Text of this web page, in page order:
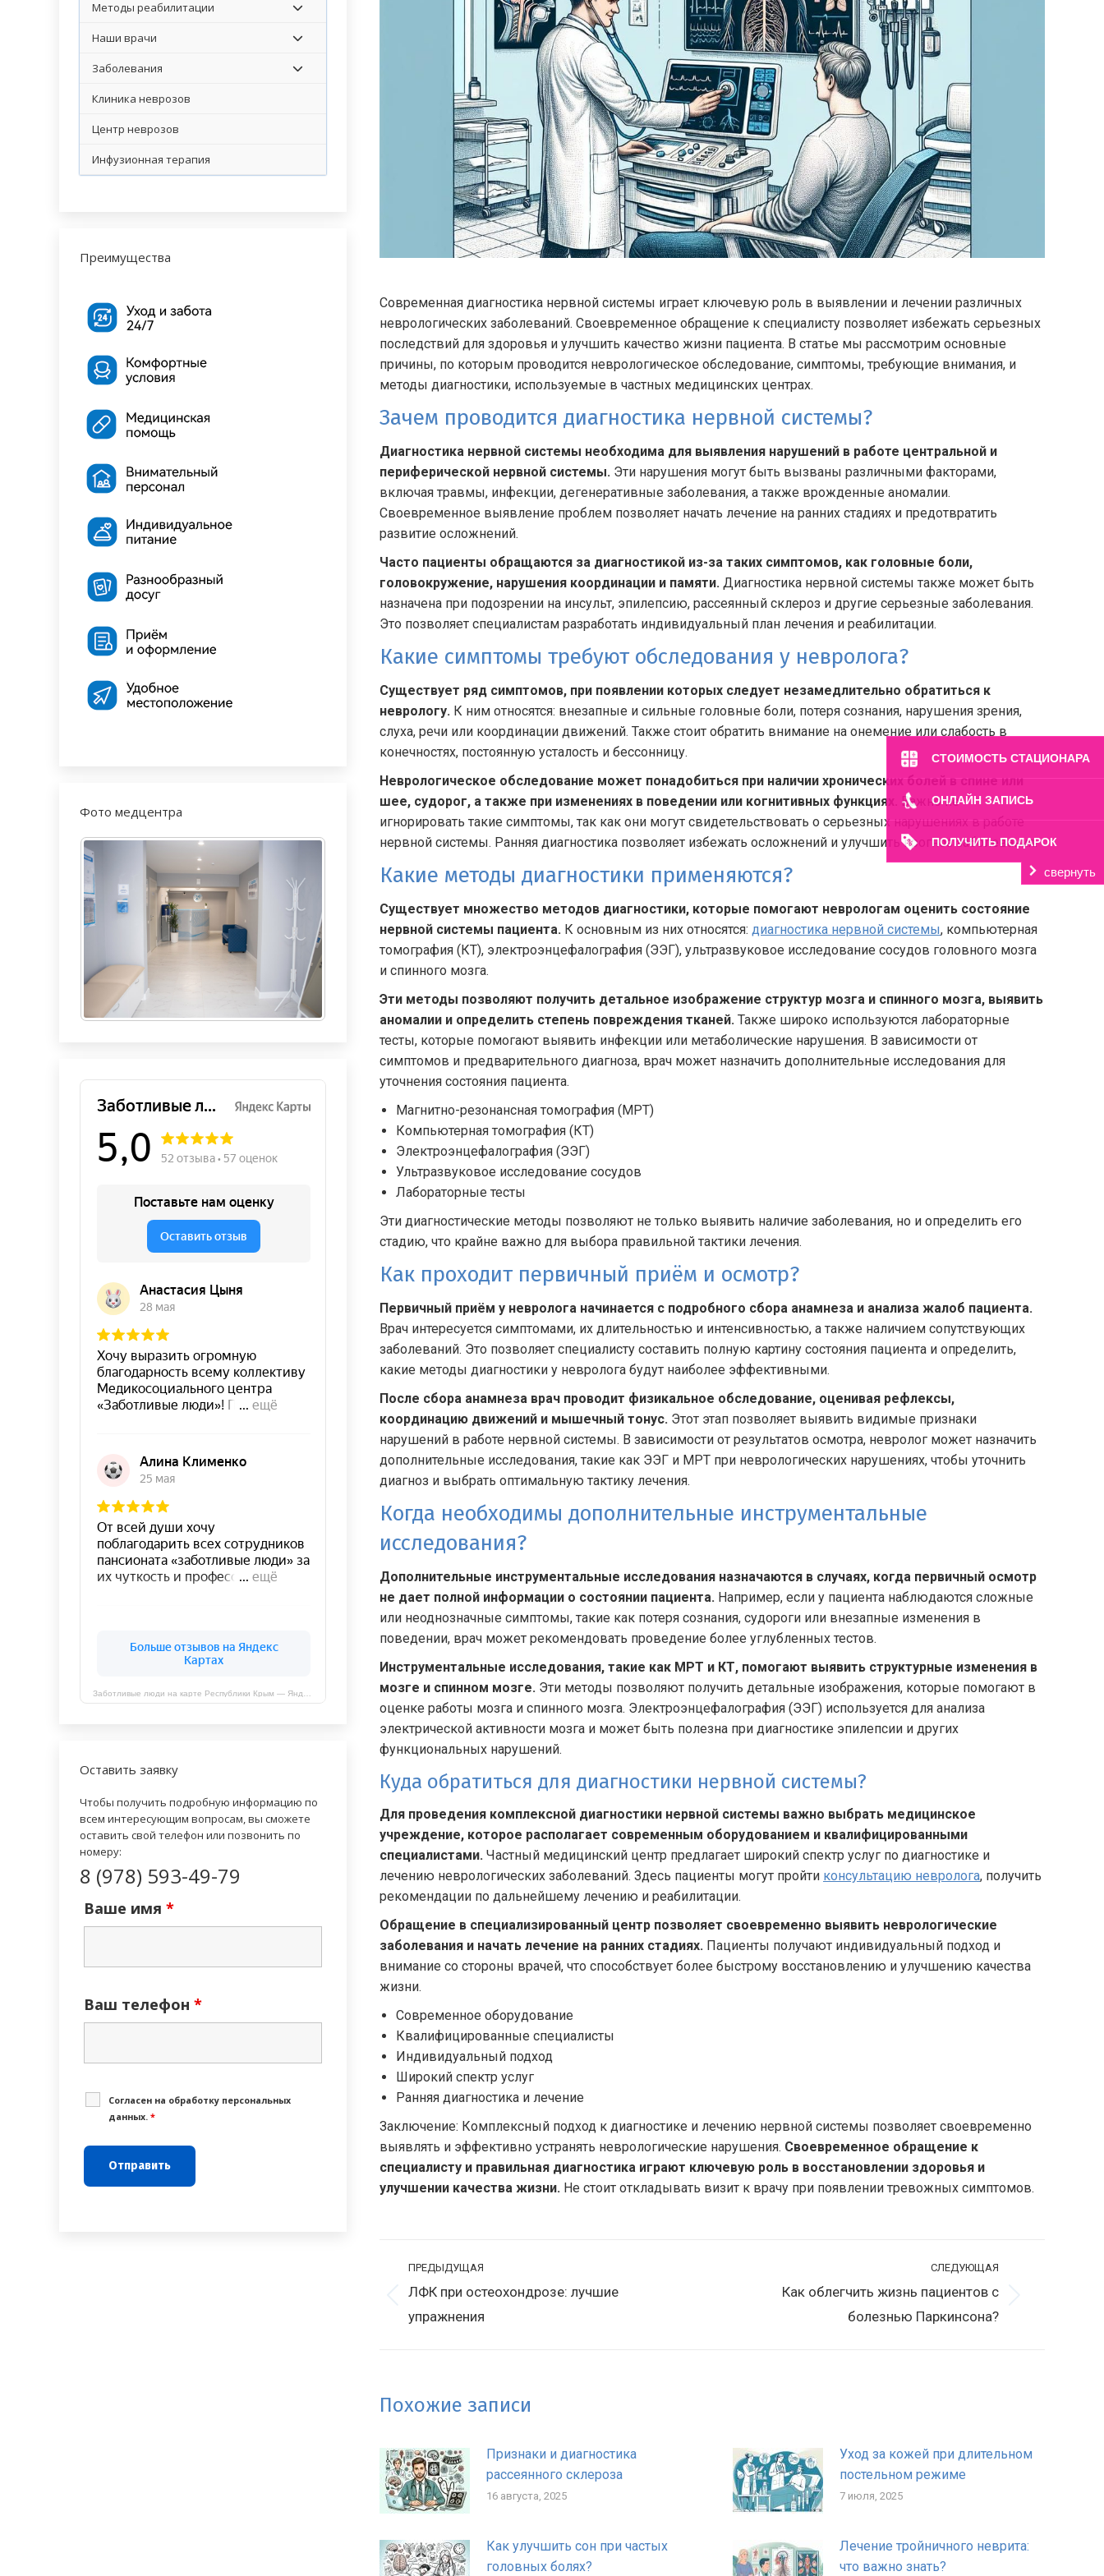
СТОИМОСТЬ СТАЦИОНАРА
ОНЛАЙН ЗАПИСЬ
ПОЛУЧИТЬ ПОДАРОК
свернуть
Современная диагностика нервной системы играет ключевую роль в выявлении и лечении различных
неврологических заболеваний. Своевременное обращение к специалисту позволяет избежать серьезных
последствий для здоровья и улучшить качество жизни пациента. В статье мы рассмотрим основные
причины, по которым проводится неврологическое обследование, симптомы, требующие внимания, и
методы диагностики, используемые в частных медицинских центрах.
Зачем проводится диагностика нервной системы?
Диагностика нервной системы необходима для выявления нарушений в работе центральной и
периферической нервной системы. Эти нарушения могут быть вызваны различными факторами,
включая травмы, инфекции, дегенеративные заболевания, а также врожденные аномалии.
Своевременное выявление проблем позволяет начать лечение на ранних стадиях и предотвратить
развитие осложнений.
Часто пациенты обращаются за диагностикой из-за таких симптомов, как головные боли,
головокружение, нарушения координации и памяти. Диагностика нервной системы также может быть
назначена при подозрении на инсульт, эпилепсию, рассеянный склероз и другие серьезные заболевания.
Это позволяет специалистам разработать индивидуальный план лечения и реабилитации.
Какие симптомы требуют обследования у невролога?
Существует ряд симптомов, при появлении которых следует незамедлительно обратиться к
неврологу. К ним относятся: внезапные и сильные головные боли, потеря сознания, нарушения зрения,
слуха, речи или координации движений. Также стоит обратить внимание на онемение или слабость в
конечностях, постоянную усталость и бессонницу.
Неврологическое обследование может понадобиться при наличии хронических болей в спине или
шее, судорог, а также при изменениях в поведении или когнитивных функциях.
Важно не
игнорировать такие симптомы, так как они могут свидетельствовать о серьезных нарушениях в работе
нервной системы. Ранняя диагностика позволяет избежать осложнений и улучшить прогноз заболевания.
Какие методы диагностики применяются?
Существует множество методов диагностики, которые помогают неврологам оценить состояние
нервной системы пациента. К основным из них относятся: диагностика нервной системы, компьютерная
томография (КТ), электроэнцефалография (ЭЭГ), ультразвуковое исследование сосудов головного мозга
и спинного мозга.
Эти методы позволяют получить детальное изображение структур мозга и спинного мозга, выявить
аномалии и определить степень повреждения тканей. Также широко используются лабораторные
тесты, которые помогают выявить инфекции или метаболические нарушения. В зависимости от
симптомов и предварительного диагноза, врач может назначить дополнительные исследования для
уточнения состояния пациента.
Магнитно-резонансная томография (МРТ)
Компьютерная томография (КТ)
Электроэнцефалография (ЭЭГ)
Ультразвуковое исследование сосудов
Лабораторные тесты
Эти диагностические методы позволяют не только выявить наличие заболевания, но и определить его
стадию, что крайне важно для выбора правильной тактики лечения.
Как проходит первичный приём и осмотр?
Первичный приём у невролога начинается с подробного сбора анамнеза и анализа жалоб пациента.
Врач интересуется симптомами, их длительностью и интенсивностью, а также наличием сопутствующих
заболеваний. Это позволяет специалисту составить полную картину состояния пациента и определить,
какие методы диагностики у невролога будут наиболее эффективными.
После сбора анамнеза врач проводит физикальное обследование, оценивая рефлексы,
координацию движений и мышечный тонус. Этот этап позволяет выявить видимые признаки
нарушений в работе нервной системы. В зависимости от результатов осмотра, невролог может назначить
дополнительные исследования, такие как ЭЭГ и МРТ при неврологических нарушениях, чтобы уточнить
диагноз и выбрать оптимальную тактику лечения.
Когда необходимы дополнительные инструментальные
исследования?
Дополнительные инструментальные исследования назначаются в случаях, когда первичный осмотр
не дает полной информации о состоянии пациента. Например, если у пациента наблюдаются сложные
или неоднозначные симптомы, такие как потеря сознания, судороги или внезапные изменения в
поведении, врач может рекомендовать проведение более углубленных тестов.
Инструментальные исследования, такие как МРТ и КТ, помогают выявить структурные изменения в
мозге и спинном мозге. Эти методы позволяют получить детальные изображения, которые помогают в
оценке работы мозга и спинного мозга. Электроэнцефалография (ЭЭГ) используется для анализа
электрической активности мозга и может быть полезна при диагностике эпилепсии и других
функциональных нарушений.
Куда обратиться для диагностики нервной системы?
Для проведения комплексной диагностики нервной системы важно выбрать медицинское
учреждение, которое располагает современным оборудованием и квалифицированными
специалистами. Частный медицинский центр предлагает широкий спектр услуг по диагностике и
лечению неврологических заболеваний. Здесь пациенты могут пройти консультацию невролога, получить
рекомендации по дальнейшему лечению и реабилитации.
Обращение в специализированный центр позволяет своевременно выявить неврологические
заболевания и начать лечение на ранних стадиях. Пациенты получают индивидуальный подход и
внимание со стороны врачей, что способствует более быстрому восстановлению и улучшению качества
жизни.
Современное оборудование
Квалифицированные специалисты
Индивидуальный подход
Широкий спектр услуг
Ранняя диагностика и лечение
Заключение: Комплексный подход к диагностике и лечению нервной системы позволяет своевременно
выявлять и эффективно устранять неврологические нарушения. Своевременное обращение к
специалисту и правильная диагностика играют ключевую роль в восстановлении здоровья и
улучшении качества жизни. Не стоит откладывать визит к врачу при появлении тревожных симптомов.
записям
ПРЕДЫДУЩАЯ
Предыдущая
запись:
ЛФК при остеохондрозе: лучшие
упражнения
СЛЕДУЮЩАЯ
Как облегчить жизнь пациентов с
болезнью Паркинсона?
Похожие записи
Признаки и диагностика
рассеянного склероза
16 августа, 2025
Уход за кожей при длительном
постельном режиме
7 июля, 2025
Как улучшить сон при частых
головных болях?
Лечение тройничного неврита:
что важно знать?
Методы реабилитации
Наши врачи
Заболевания
Клиника неврозов
Центр неврозов
Инфузионная терапия
Преимущества
Фото медцентра
Оставить заявку
Чтобы получить подробную информацию по
всем интересующим вопросам, вы сможете
оставить свой телефон или позвонить по
номеру:
8 (978) 593-49-79
Ваше имя *
Ваш телефон *
Cогласен на обработку персональных
данных. *